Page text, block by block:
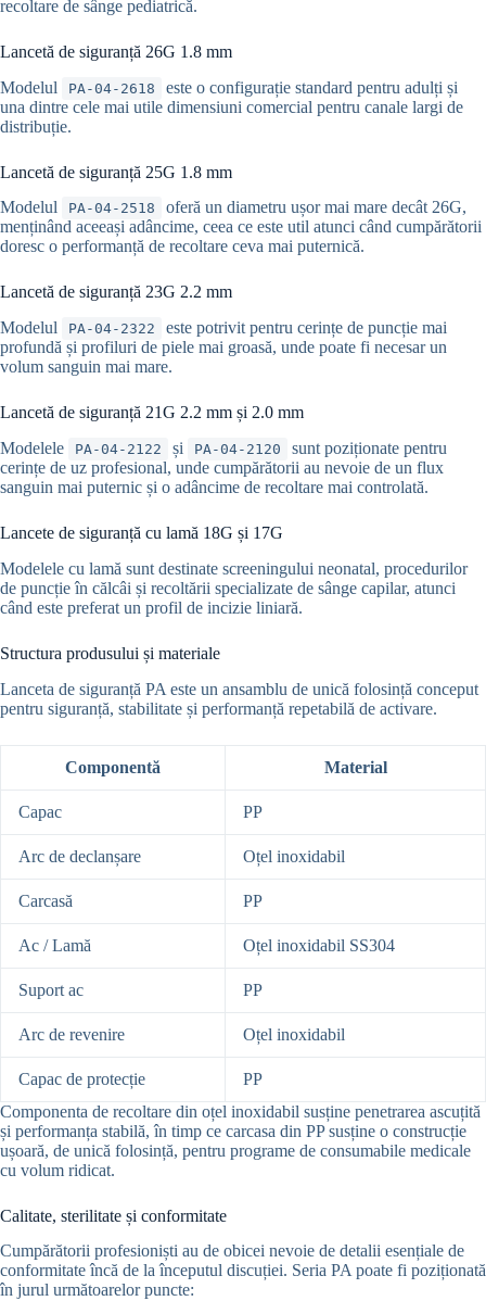
recoltare de sânge pediatrică.
Lancetă de siguranță 26G 1.8 mm
Modelul
PA-04-2618
este o configurație standard pentru adulți și
una dintre cele mai utile dimensiuni comercial pentru canale largi de
distribuție.
Lancetă de siguranță 25G 1.8 mm
Modelul
PA-04-2518
oferă un diametru ușor mai mare decât 26G,
menținând aceeași adâncime, ceea ce este util atunci când cumpărătorii
doresc o performanță de recoltare ceva mai puternică.
Lancetă de siguranță 23G 2.2 mm
Modelul
PA-04-2322
este potrivit pentru cerințe de puncție mai
profundă și profiluri de piele mai groasă, unde poate fi necesar un
volum sanguin mai mare.
Lancetă de siguranță 21G 2.2 mm și 2.0 mm
Modelele
PA-04-2122 și PA-04-2120
sunt poziționate pentru
cerințe de uz profesional, unde cumpărătorii au nevoie de un flux
sanguin mai puternic și o adâncime de recoltare mai controlată.
Lancete de siguranță cu lamă 18G și 17G
Modelele cu lamă sunt destinate screeningului neonatal, procedurilor
de puncție în călcâi și recoltării specializate de sânge capilar, atunci
când este preferat un profil de incizie liniară.
Structura produsului și materiale
Lanceta de siguranță PA este un ansamblu de unică folosință conceput
pentru siguranță, stabilitate și performanță repetabilă de activare.
Componentă Material
Capac PP
Arc de declanșare Oțel inoxidabil
Carcasă PP
Ac / Lamă Oțel inoxidabil SS304
Suport ac PP
Arc de revenire Oțel inoxidabil
Capac de protecție
PP
Componenta de recoltare din oțel inoxidabil susține penetrarea ascuțită
și performanța stabilă, în timp ce carcasa din PP susține o construcție
ușoară, de unică folosință, pentru programe de consumabile medicale
cu volum ridicat.
Calitate, sterilitate și conformitate
Cumpărătorii profesioniști au de obicei nevoie de detalii esențiale de
conformitate încă de la începutul discuției. Seria PA poate fi poziționată
în jurul următoarelor puncte: